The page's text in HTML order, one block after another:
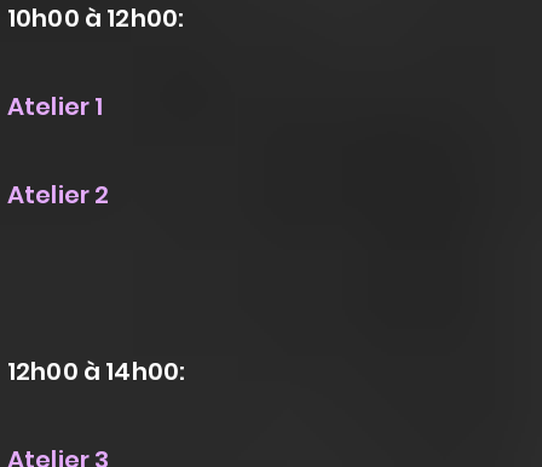
10h00 à 12h00:
Atelier 1
Atelier 2
12h00 à 14h00:
Atelier 3